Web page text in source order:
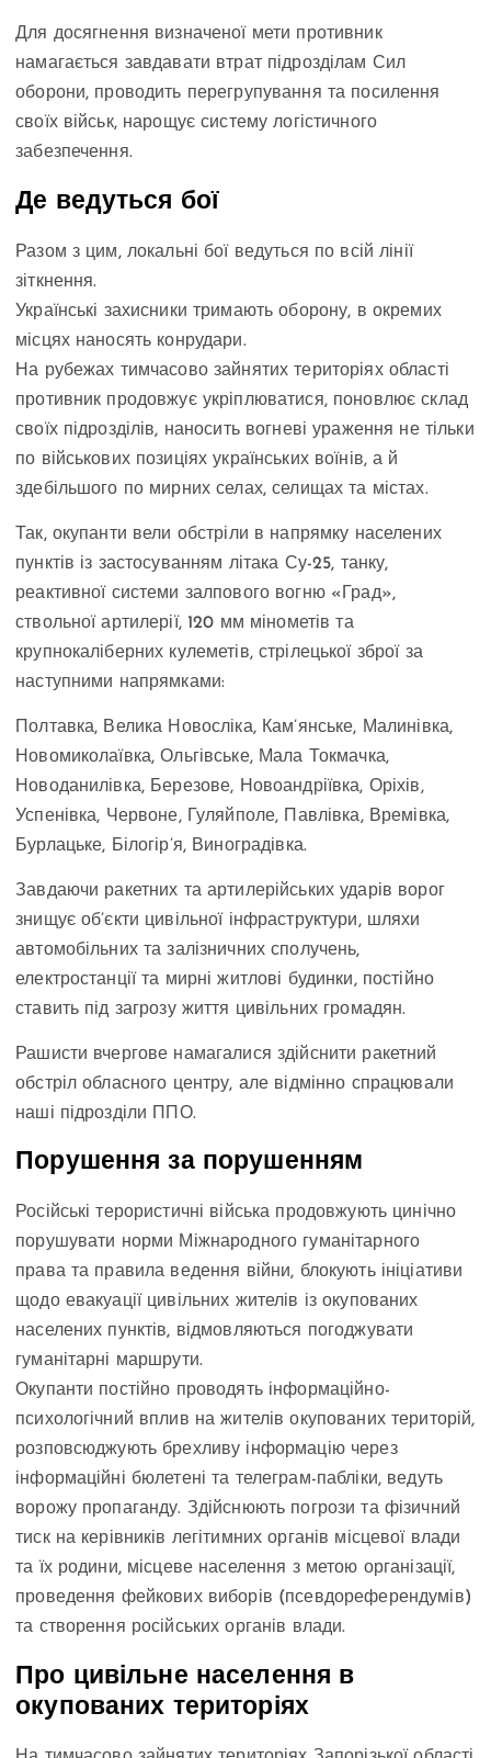
Для досягнення визначеної мети противник
намагається завдавати втрат підрозділам Сил
оборони, проводить перегрупування та посилення
своїх військ, нарощує систему логістичного
забезпечення.
Де ведуться бої
Разом з цим, локальні бої ведуться по всій лінії
зіткнення.
Українські захисники тримають оборону, в окремих
місцях наносять конрудари.
На рубежах тимчасово зайнятих територіях області
противник продовжує укріплюватися, поновлює склад
своїх підрозділів, наносить вогневі ураження не тільки
по військових позиціях українських воїнів, а й
здебільшого по мирних селах, селищах та містах.
Так, окупанти вели обстріли в напрямку населених
пунктів із застосуванням літака Су-25, танку,
реактивної системи залпового вогню «Град»,
ствольної артилерії, 120 мм мінометів та
крупнокаліберних кулеметів, стрілецької зброї за
наступними напрямками:
Полтавка, Велика Новосліка, Кам’янське, Малинівка,
Новомиколаївка, Ольгівське, Мала Токмачка,
Новоданилівка, Березове, Новоандріївка, Оріхів,
Успенівка, Червоне, Гуляйполе, Павлівка, Времівка,
Бурлацьке, Білогір’я, Виноградівка.
Завдаючи ракетних та артилерійських ударів ворог
знищує об’єкти цивільної інфраструктури, шляхи
автомобільних та залізничних сполучень,
електростанції та мирні житлові будинки, постійно
ставить під загрозу життя цивільних громадян.
Рашисти вчергове намагалися здійснити ракетний
обстріл обласного центру, але відмінно спрацювали
наші підрозділи ППО.
Порушення за порушенням
Російські терористичні війська продовжують цинічно
порушувати норми Міжнародного гуманітарного
права та правила ведення війни, блокують ініціативи
щодо евакуації цивільних жителів із окупованих
населених пунктів, відмовляються погоджувати
гуманітарні маршрути.
Окупанти постійно проводять інформаційно-
психологічний вплив на жителів окупованих територій,
розповсюджують брехливу інформацію через
інформаційні бюлетені та телеграм-пабліки, ведуть
ворожу пропаганду. Здійснюють погрози та фізичний
тиск на керівників легітимних органів місцевої влади
та їх родини, місцеве населення з метою організації,
проведення фейкових виборів (псевдореферендумів)
та створення російських органів влади.
Про цивільне населення в
окупованих територіях